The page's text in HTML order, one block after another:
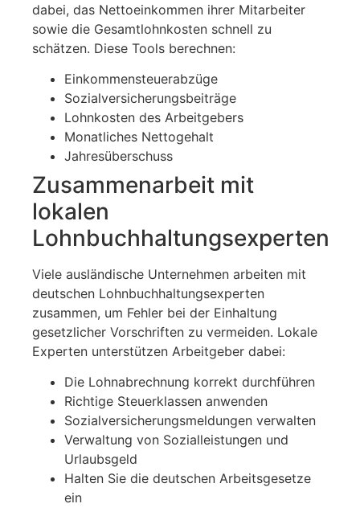
dabei, das Nettoeinkommen ihrer Mitarbeiter
sowie die Gesamtlohnkosten schnell zu
schätzen. Diese Tools berechnen:
Einkommensteuerabzüge
Sozialversicherungsbeiträge
Lohnkosten des Arbeitgebers
Monatliches Nettogehalt
Jahresüberschuss
Zusammenarbeit mit
lokalen
Lohnbuchhaltungsexperten
Viele ausländische Unternehmen arbeiten mit
deutschen Lohnbuchhaltungsexperten
zusammen, um Fehler bei der Einhaltung
gesetzlicher Vorschriften zu vermeiden. Lokale
Experten unterstützen Arbeitgeber dabei:
Die Lohnabrechnung korrekt durchführen
Richtige Steuerklassen anwenden
Sozialversicherungsmeldungen verwalten
Verwaltung von Sozialleistungen und
Urlaubsgeld
Halten Sie die deutschen Arbeitsgesetze
ein